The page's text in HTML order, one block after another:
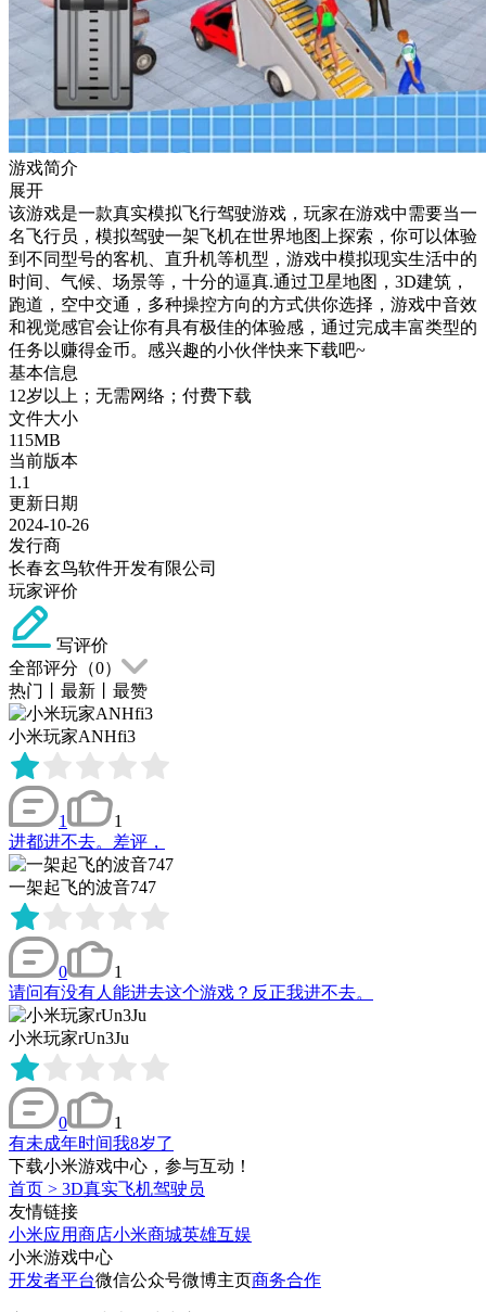
游戏简介
展开
该游戏是一款真实模拟飞行驾驶游戏，玩家在游戏中需要当一
名飞行员，模拟驾驶一架飞机在世界地图上探索，你可以体验
到不同型号的客机、直升机等机型，游戏中模拟现实生活中的
时间、气候、场景等，十分的逼真.通过卫星地图，3D建筑，
跑道，空中交通，多种操控方向的方式供你选择，游戏中音效
和视觉感官会让你有具有极佳的体验感，通过完成丰富类型的
任务以赚得金币。感兴趣的小伙伴快来下载吧~
基本信息
12岁以上；无需网络；付费下载
文件大小
115MB
当前版本
1.1
更新日期
2024-10-26
发行商
长春玄鸟软件开发有限公司
玩家评价
写评价
全部评分（0）
热门
最新 最赞
小米玩家ANHfi3
1
1
进都进不去。差评，
一架起飞的波音747
0
1
请问有没有人能进去这个游戏？反正我进不去。
小米玩家rUn3Ju
0
1
有未成年时间我8岁了
下载小米游戏中心，参与互动！
首页 > 3D真实飞机驾驶员
友情链接
小米应用商店小米商城英雄互娱
小米游戏中心
开发者平台微信公众号微博主页商务合作